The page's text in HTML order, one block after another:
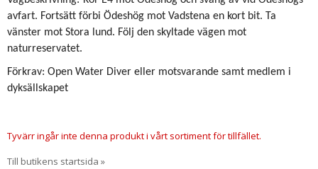
avfart. Fortsätt förbi Ödeshög mot Vadstena en kort bit. Ta
vänster mot Stora lund. Följ den skyltade vägen mot
naturreservatet.
Förkrav: Open Water Diver eller motsvarande samt medlem i
dyksällskapet
Tyvärr ingår inte denna produkt i vårt sortiment för tillfället.
Till butikens startsida »